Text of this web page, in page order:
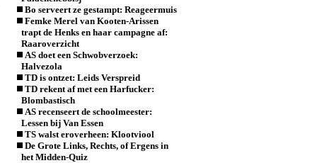
Bo serveert ze gestampt: Reageermuis
Femke Merel van Kooten-Arissen
trapt de Henks en haar campagne af:
Raaroverzicht
AS doet een Schwobverzoek:
Halvezola
TD is ontzet: Leids Verspreid
TD rekent af met een Harfucker:
Blombastisch
AS recenseert de schoolmeester:
Lessen bij Van Essen
TS walst eroverheen: Klootviool
De Grote Links, Rechts, of Ergens in
het Midden-Quiz